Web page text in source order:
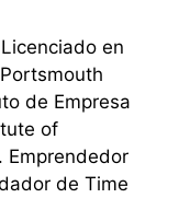
en
de Empresa
of
Emprendedor
de Time